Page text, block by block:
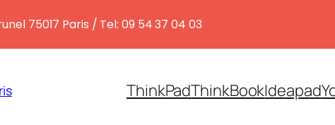
ThinkPadThinkBookIdeapad
75017 Paris / Tel: 09 54 37 04 03